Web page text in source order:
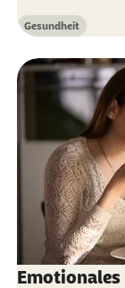
Kategorie
Gesundheit
Emotionales